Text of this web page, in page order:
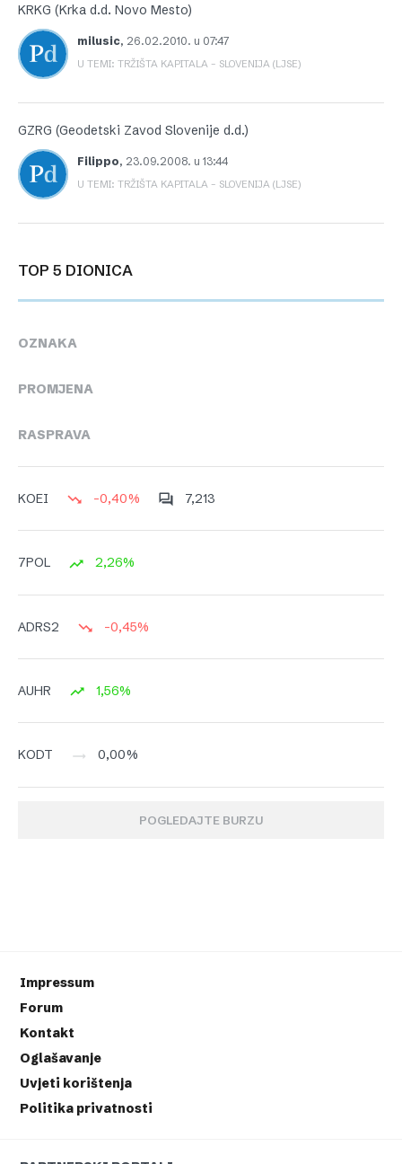
KRKG (Krka d.d. Novo Mesto)
milusic, 26.02.2010. u 07:47
U TEMI: TRŽIŠTA KAPITALA – SLOVENIJA (LJSE)
GZRG (Geodetski Zavod Slovenije d.d.)
Filippo, 23.09.2008. u 13:44
U TEMI: TRŽIŠTA KAPITALA – SLOVENIJA (LJSE)
TOP 5 DIONICA
OZNAKA
PROMJENA
RASPRAVA
KOEI -0,40% 7,213
7POL 2,26%
ADRS2 -0,45%
AUHR 1,56%
KODT 0,00%
POGLEDAJTE BURZU
Impressum
Forum
Kontakt
Oglašavanje
Uvjeti korištenja
Politika privatnosti